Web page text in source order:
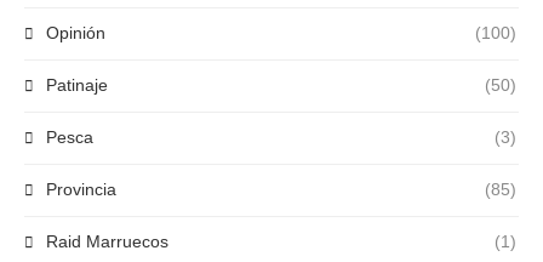
Opinión (100)
Patinaje (50)
Pesca (3)
Provincia (85)
Raid Marruecos (1)